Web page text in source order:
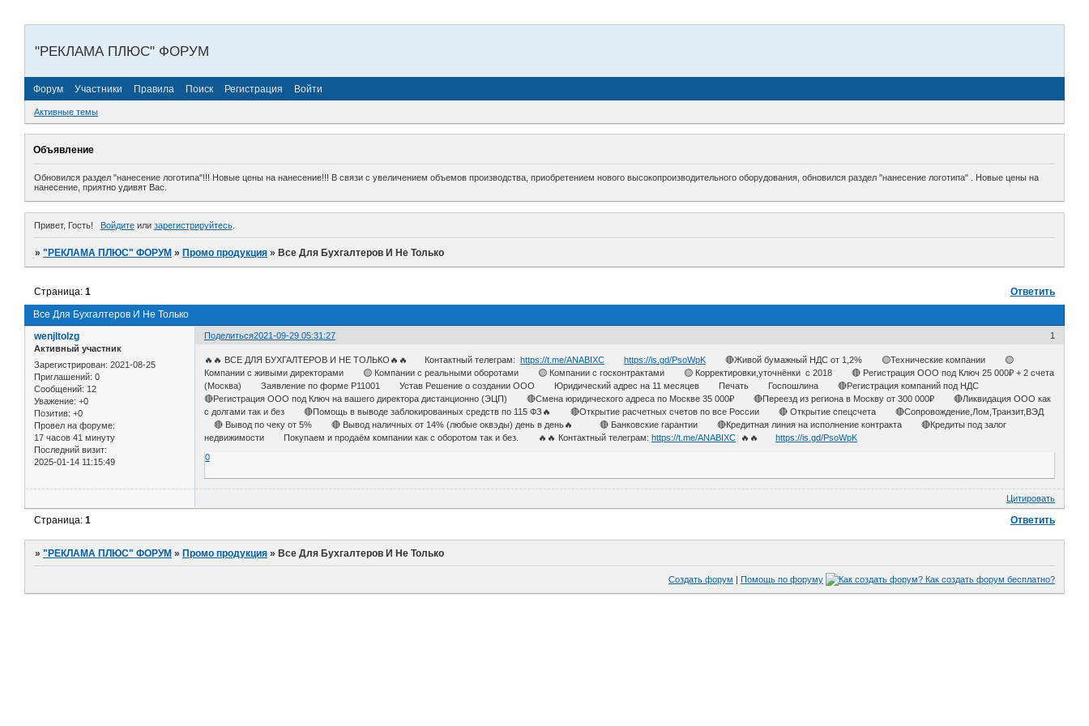
"РЕКЛАМА ПЛЮС" ФОРУМ
Форум Участники Правила Поиск Регистрация Войти
Активные темы
Объявление
Обновился раздел "нанесение логотипа"!!! Новые цены на нанесение!!! В связи с увеличением объемов производства, приобретением нового высокопроизводительного оборудования, обновился раздел "нанесение логотипа" . Новые цены на
нанесение, приятно удивят Вас.
Привет, Гость! Войдитеили зарегистрируйтесь.
»"РЕКЛАМА ПЛЮС" ФОРУМ » Промо продукция » Все Для Бухгалтеров И Не Только
Все Для Бухгалтеров И Не Только
Страница:1 Ответить
Поделиться 1
2021-09-29 05:31:27
wenjltolzg
Активный участник
Зарегистрирован: 2021-08-25
Приглашений: 0
Сообщений: 12
Уважение: +0
Позитив: +0
Провел на форуме:
17 часов 41 минуту
Последний визит:
2025-01-14 11:15:49
🔥🔥 ВСЕ ДЛЯ БУХГАЛТЕРОВ И НЕ ТОЛЬКО🔥🔥 Контактный телеграм:https://t.me/ANABIXC https://is.gd/PsoWpK 🔴Живой бумажный НДС от 1,2% 🟡Технические компании 🟡
Компании с живыми директорами 🟡 Компании с реальными оборотами 🟡 Компании с госконтрактами 🟡 Корректировки,уточнёнки с 2018 🔴 Регистрация ООО под Ключ 25 000₽ + 2 счета
(Москва) Заявление по форме Р11001 Устав Решение о создании ООО Юридический адрес на 11 месяцев Печать Госпошлина 🔴Регистрация компаний под НДС
🔴Регистрация ООО под Ключ на вашего директора дистанционно (ЭЦП) 🔴Смена юридического адреса по Москве 35 000₽ 🔴Переезд из региона в Москву от 300 000₽ 🔴Ликвидация ООО как
с долгами так и без 🔴Помощь в выводе заблокированных средств по 115 ФЗ🔥 🔴Открытие расчетных счетов по все России 🔴 Открытие спецсчета 🔴Сопровождение,Лом,Транзит,ВЭД
🔴 Вывод по чеку от 5% 🔴 Вывод наличных от 14% (любые оквэды) день в день🔥 🔴 Банковские гарантии 🔴Кредитная линия на исполнение контракта 🔴Кредиты под залог
недвижимости Покупаем и продаём компании как с оборотом так и без. 🔥🔥 Контактный телеграм:https://t.me/ANABIXC 🔥🔥https://is.gd/PsoWpK
0
Цитировать
Ответить
Страница:1
»"РЕКЛАМА ПЛЮС" ФОРУМ » Промо продукция » Все Для Бухгалтеров И Не Только
Создать форум | Помощь по форуму